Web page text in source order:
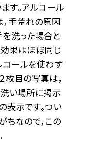
す。アルコール
，手荒れの原因
を洗った場合と
果はほぼ同じ
コールを使わず
枚目の写真は，
い場所に掲示
表示です。つい
ちなので，この